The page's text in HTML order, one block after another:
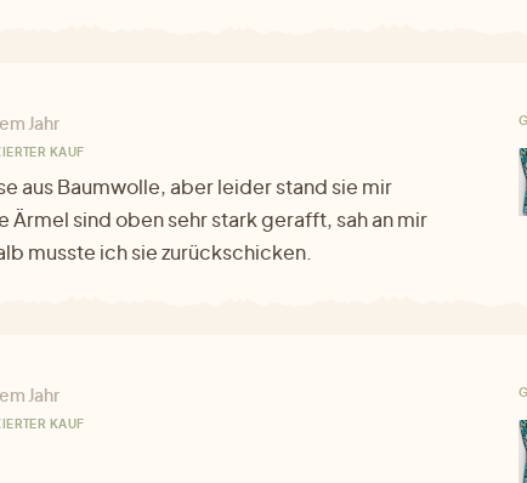
Jahr
KAUF
aus Baumwolle, aber leider stand sie mir
Ärmel sind oben sehr stark gerafft, sah an mir
musste ich sie zurückschicken.
Jahr
KAUF